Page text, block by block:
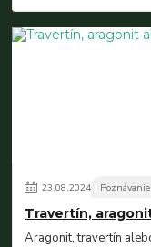
23.08.2024
Travertín,
Aragonit, travertín